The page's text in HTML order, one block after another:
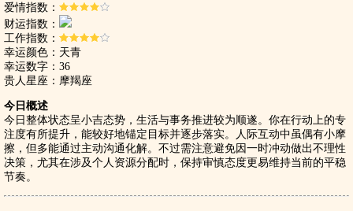
爱情指数：
财运指数：
工作指数：
幸运颜色：天青
幸运数字：36
贵人星座：摩羯座
今日概述
今日整体状态呈小吉态势，生活与事务推进较为顺遂。你在行动上的专
注度有所提升，能较好地锚定目标并逐步落实。人际互动中虽偶有小摩
擦，但多能通过主动沟通化解。不过需注意避免因一时冲动做出不理性
决策，尤其在涉及个人资源分配时，保持审慎态度更易维持当前的平稳
节奏。